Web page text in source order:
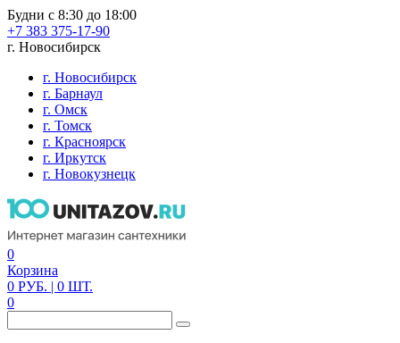
Будни с 8:30 до 18:00
+7 383 375-17-90
г. Новосибирск
г. Новосибирск
г. Барнаул
г. Омск
г. Томск
г. Красноярск
г. Иркутск
г. Новокузнецк
0
Корзина
0 РУБ. | 0 ШТ.
0